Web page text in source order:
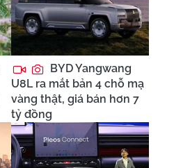
BYD Yangwang
U8L ra mắt bản 4 chỗ mạ
vàng thật, giá bán hơn 7
tỷ đồng